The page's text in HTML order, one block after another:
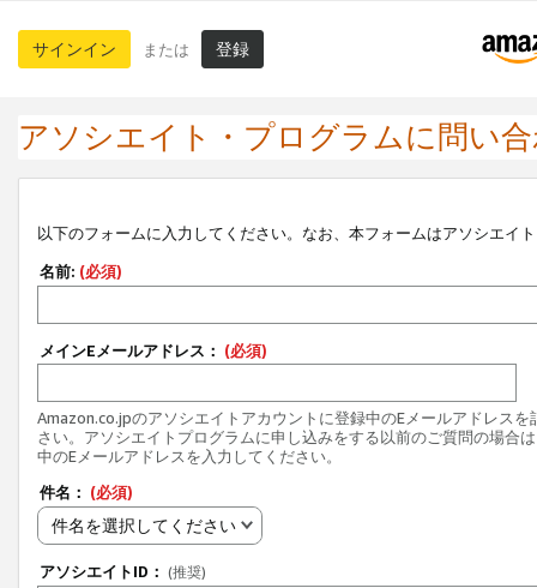
サインイン または 登録
アソシエイト・プログラムに問い
以下のフォームに入力してください。なお、本フォームはアソシエイ
名前: (必須)
メインEメールアドレス： (必須)
Amazon.co.jpのアソシエイトアカウントに登録中のEメールアドレスを
さい。アソシエイトプログラムに申し込みをする以前のご質問の場合
中のEメールアドレスを入力してください。
件名： (必須)
件名を選択してください
アソシエイトID： (推奨)